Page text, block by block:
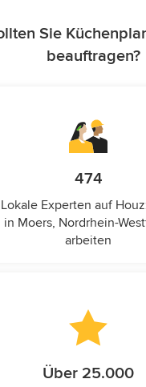
Sie
beauftragen?
474
Lokale Experten auf
in Moers, Nordrhein-
arbeiten
Über 25.000